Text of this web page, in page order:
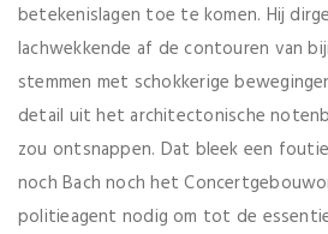
betekenislagen toe te komen. Hij
lachwekkende af de contouren van
stemmen met schokkerige
detail uit het architectonische
zou ontsnappen. Dat bleek een
noch Bach noch het
politieagent nodig om tot de